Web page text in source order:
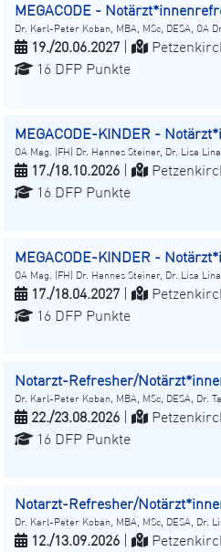
MEGACODE -
Dr. Karl-Peter Koban, MBA, MSc, DESA, OA
19./20.06.2027
16 DFP Punkte
MEGACODE-KINDER -
OA Mag. (FH) Dr. Hannes Steiner, Dr. Lisa
17./18.10.2026
16 DFP Punkte
MEGACODE-KINDER -
OA Mag. (FH) Dr. Hannes Steiner, Dr. Lisa
17./18.04.2027
16 DFP Punkte
Notarzt-Refresher/
Dr. Karl-Peter Koban, MBA, MSc, DESA, Dr.
22./23.08.2026
16 DFP Punkte
Notarzt-Refresher/
Dr. Karl-Peter Koban, MBA, MSc, DESA, Dr.
12./13.09.2026